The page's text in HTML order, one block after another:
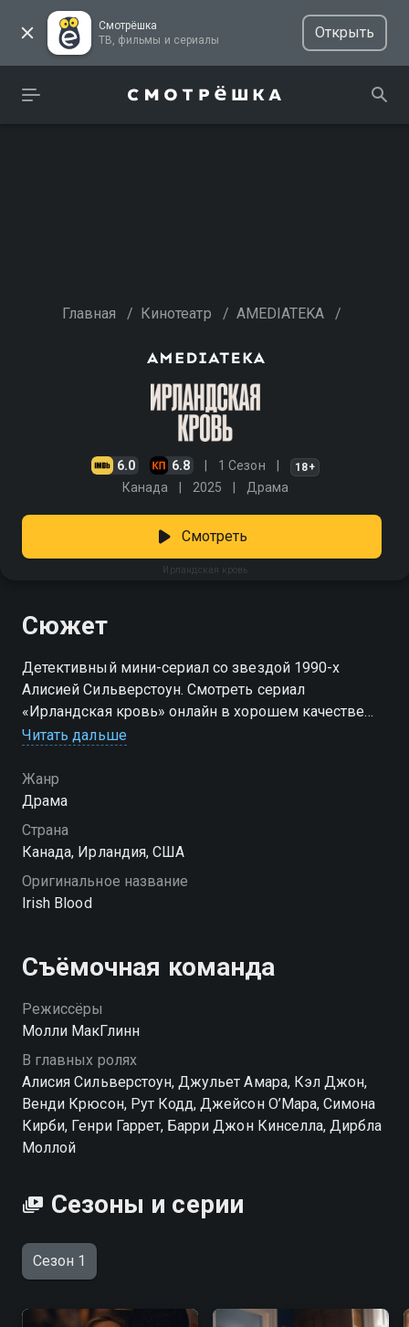
Смотрёшка
ТВ, фильмы и сериалы
Открыть
Главная / Кинотеатр / AMEDIATEKA /
6.0 6.8 1 Сезон 18+
Канада 2025 Драма
Ирландская кровь
Смотреть
Сюжет
Детективный мини-сериал со звездой 1990-х
Алисией Сильверстоун. Смотреть сериал
«Ирландская кровь» онлайн в хорошем качестве
вы можете в подписке Амедиатека в Смотрёшке.
Читать дальше
Жанр
Драма
Страна
Канада, Ирландия, США
Оригинальное название
Irish Blood
Съёмочная команда
Режиссёры
Молли МакГлинн
В главных ролях
Алисия Сильверстоун, Джульет Амара, Кэл Джон,
Венди Крюсон, Рут Кодд, Джейсон О’Мара, Симона
Кирби, Генри Гаррет, Барри Джон Кинселла, Дирбла
Моллой
Сезоны и серии
Сезон 1